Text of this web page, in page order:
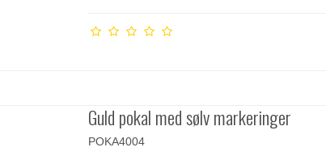
Guld pokal med sølv markeringer
POKA4004